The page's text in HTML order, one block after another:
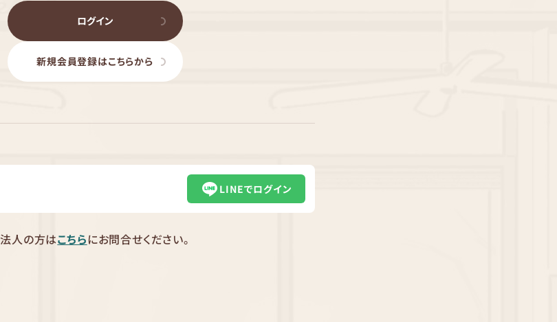
ログイン
新規会員登録はこちらから
LINEでログイン
法人の方はこちらにお問合せください。